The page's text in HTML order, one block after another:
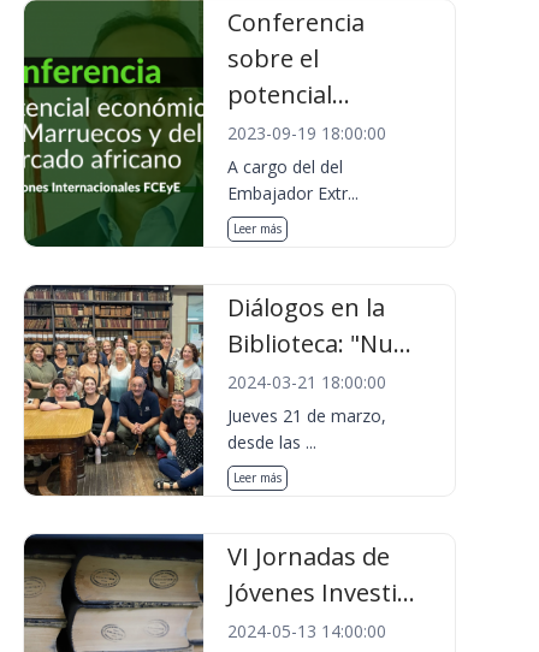
Conferencia
sobre el
potencial...
2023-09-19 18:00:00
A cargo del del
Embajador Extr...
Leer más
Diálogos en la
Biblioteca: "Nu...
2024-03-21 18:00:00
Jueves 21 de marzo,
desde las ...
Leer más
VI Jornadas de
Jóvenes Investi...
2024-05-13 14:00:00